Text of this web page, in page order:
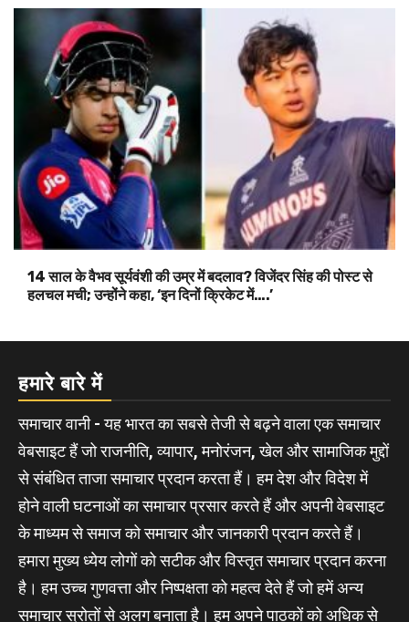
14 साल के वैभव सूर्यवंशी की उम्र में बदलाव? विजेंदर सिंह की पोस्ट से
हलचल मची; उन्होंने कहा, ‘इन दिनों क्रिकेट में….’
हमारे बारे में
समाचार वानी - यह भारत का सबसे तेजी से बढ़ने वाला एक समाचार
वेबसाइट हैं जो राजनीति, व्यापार, मनोरंजन, खेल और सामाजिक मुद्दों
से संबंधित ताजा समाचार प्रदान करता हैं। हम देश और विदेश में
होने वाली घटनाओं का समाचार प्रसार करते हैं और अपनी वेबसाइट
के माध्यम से समाज को समाचार और जानकारी प्रदान करते हैं।
हमारा मुख्य ध्येय लोगों को सटीक और विस्तृत समाचार प्रदान करना
है। हम उच्च गुणवत्ता और निष्पक्षता को महत्व देते हैं जो हमें अन्य
समाचार स्रोतों से अलग बनाता है। हम अपने पाठकों को अधिक से